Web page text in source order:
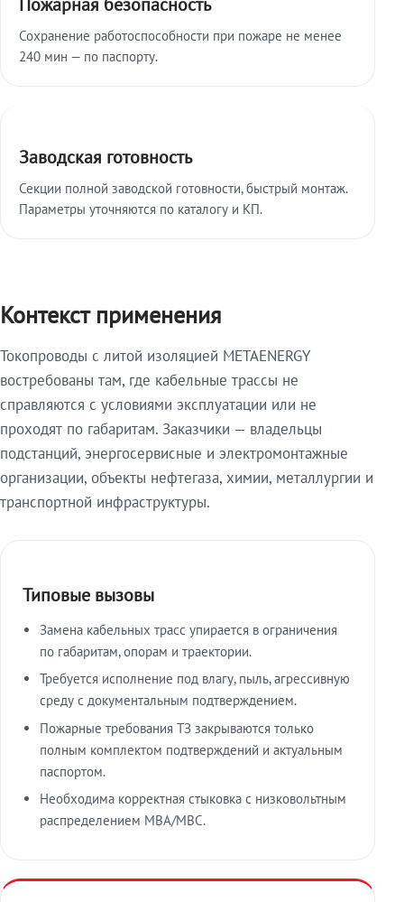
Сохранение работоспособности при пожаре не менее
240 мин — по паспорту.
Заводская готовность
Секции полной заводской готовности, быстрый монтаж.
Параметры уточняются по каталогу и КП.
Контекст применения
Токопроводы с литой изоляцией METAENERGY
востребованы там, где кабельные трассы не
справляются с условиями эксплуатации или не
проходят по габаритам. Заказчики — владельцы
подстанций, энергосервисные и электромонтажные
организации, объекты нефтегаза, химии, металлургии и
транспортной инфраструктуры.
Типовые вызовы
Замена кабельных трасс упирается в ограничения
по габаритам, опорам и траектории.
Требуется исполнение под влагу, пыль, агрессивную
среду с документальным подтверждением.
Пожарные требования ТЗ закрываются только
полным комплектом подтверждений и актуальным
паспортом.
Необходима корректная стыковка с низковольтным
распределением МВА/МВС.